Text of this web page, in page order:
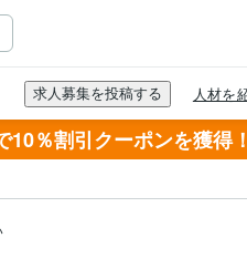
10％割引クーポンを獲得！